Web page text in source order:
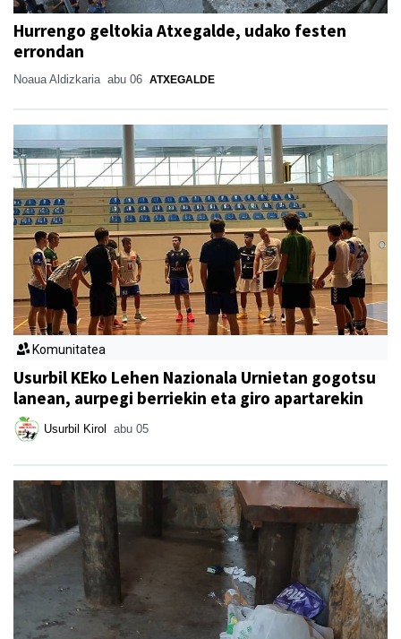
Hurrengo geltokia Atxegalde, udako festen
errondan
Noaua Aldizkaria abu 06 ATXEGALDE
Komunitatea
Usurbil KEko Lehen Nazionala Urnietan gogotsu
lanean, aurpegi berriekin eta giro apartarekin
Usurbil Kirol abu 05